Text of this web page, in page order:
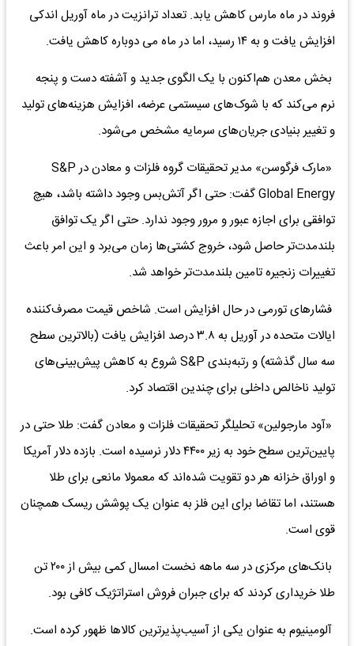
فروند در ماه مارس کاهش یابد. تعداد ترانزیت‌ در ماه آوریل اندکی
افزایش یافت و به ۱۴ رسید، اما در ماه می دوباره کاهش یافت.
بخش معدن هم‌اکنون با یک الگوی جدید و آشفته دست و پنجه
نرم می‌کند که با شوک‌های سیستمی عرضه، افزایش هزینه‌های تولید
و تغییر بنیادی جریان‌های سرمایه مشخص می‌شود.
«مارک فرگوسن» مدیر تحقیقات گروه فلزات و معادن در S&P
Global Energy گفت: حتی اگر آتش‌بس وجود داشته باشد، هیچ
توافقی برای اجازه عبور و مرور وجود ندارد. حتی اگر یک توافق
بلندمدت‌تر حاصل شود، خروج کشتی‌ها زمان می‌برد و این امر باعث
تغییرات زنجیره تامین بلندمدت‌تر خواهد شد.
فشارهای تورمی در حال افزایش است. شاخص قیمت مصرف‌کننده
ایالات متحده در آوریل به ۳.۸ درصد افزایش یافت (بالاترین سطح
سه سال گذشته) و رتبه‌بندی S&P شروع به کاهش پیش‌بینی‌های
تولید ناخالص داخلی برای چندین اقتصاد کرد.
«آود مارجولین» تحلیلگر تحقیقات فلزات و معادن گفت: طلا حتی در
پایین‌ترین سطح خود به زیر ۴۴۰۰ دلار نرسیده است. بازده دلار آمریکا
و اوراق خزانه هر دو تقویت شده‌اند که معمولا مانعی برای طلا
هستند، اما تقاضا برای این فلز به عنوان یک پوشش ریسک همچنان
قوی است.
بانک‌های مرکزی در سه ماهه نخست امسال کمی بیش از ۲۰۰ تن
طلا خریداری کردند که برای جبران فروش استراتژیک کافی بود.
آلومینیوم به عنوان یکی از آسیب‌پذیرترین کالاها ظهور کرده است.